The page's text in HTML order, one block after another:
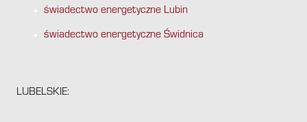
świadectwo energetyczne Lubin
świadectwo energetyczne Świdnica
LUBELSKIE: